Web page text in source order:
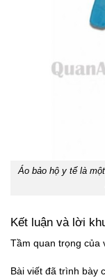
Áo bảo hộ y tế là
Kết luận và lời
Tầm quan trọng của
Bài viết đã trình bày